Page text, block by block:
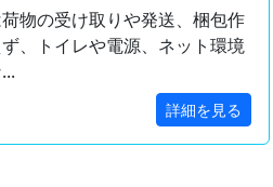
物の受け取りや発送、梱包作
、トイレや電源、ネット環境
詳細を見る